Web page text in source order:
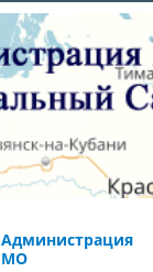
Администрация
МО